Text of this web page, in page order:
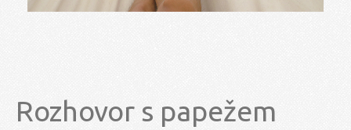
Rozhovor s papežem